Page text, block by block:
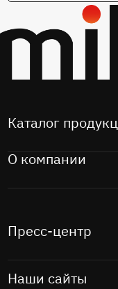
Каталог
О компании
Пресс-центр
Наши сайты